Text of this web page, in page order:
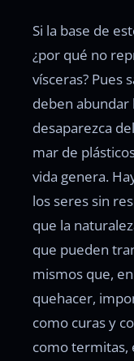
Si la base de
¿por qué no
vísceras? Pues
deben abundar
desaparezca
mar de
vida genera.
los seres sin
que la
que pueden
mismos que,
quehacer,
como curas y
como termitas,